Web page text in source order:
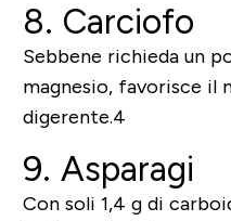
8. Carciofo
Sebbene richieda un
magnesio, favorisce il
digerente.4
9. Asparagi
Con soli 1,4 g di